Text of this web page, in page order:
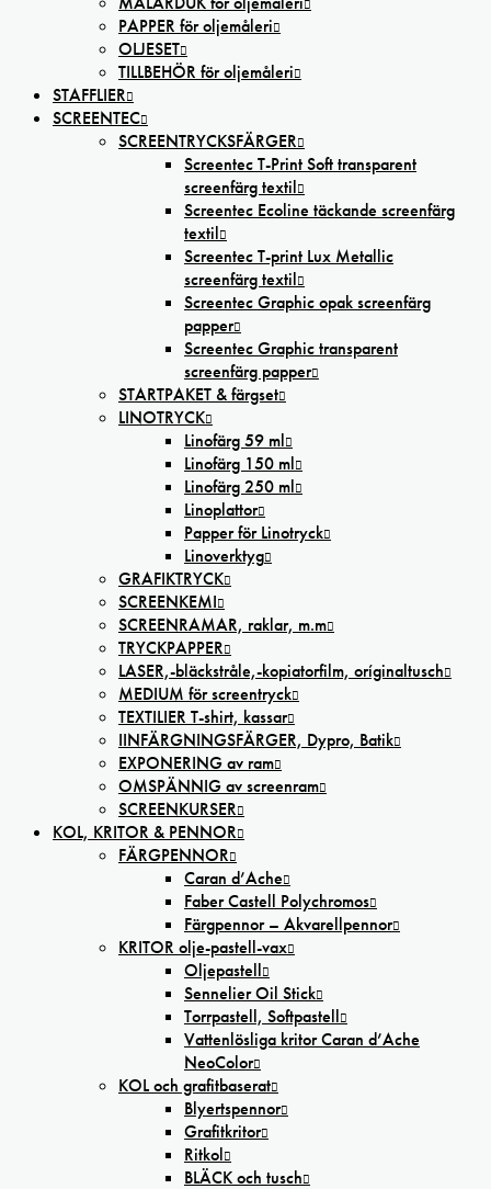
PAPPER för oljemåleri
OLJESET
TILLBEHÖR för oljemåleri
STAFFLIER
SCREENTEC
SCREENTRYCKSFÄRGER
Screentec T-Print Soft transparent
screenfärg textil
Screentec Ecoline täckande screenfärg
textil
Screentec T-print Lux Metallic
screenfärg textil
Screentec Graphic opak screenfärg
papper
Screentec Graphic transparent
screenfärg papper
STARTPAKET & färgset
LINOTRYCK
Linofärg 59 ml
Linofärg 150 ml
Linofärg 250 ml
Linoplattor
Papper för Linotryck
Linoverktyg
GRAFIKTRYCK
SCREENKEMI
SCREENRAMAR, raklar, m.m
TRYCKPAPPER
LASER,-bläckstråle,-kopiatorfilm, oríginaltusch
MEDIUM för screentryck
TEXTILIER T-shirt, kassar
IINFÄRGNINGSFÄRGER, Dypro, Batik
EXPONERING av ram
OMSPÄNNIG av screenram
SCREENKURSER
KOL, KRITOR & PENNOR
FÄRGPENNOR
Caran d’Ache
Faber Castell Polychromos
Färgpennor – Akvarellpennor
KRITOR olje-pastell-vax
Oljepastell
Sennelier Oil Stick
Torrpastell, Softpastell
Vattenlösliga kritor Caran d’Ache
NeoColor
KOL och grafitbaserat
Blyertspennor
Grafitkritor
Ritkol
BLÄCK och tusch